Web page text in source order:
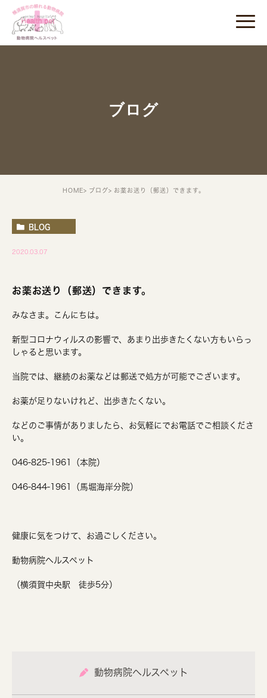
ブログ
HOME ブログ お薬お送り（郵送）できます。
BLOG
2020.03.07
お薬お送り（郵送）できます。
みなさま。こんにちは。
新型コロナウィルスの影響で、あまり出歩きたくない方もいらっ
しゃると思います。
当院では、継続のお薬などは郵送で処方が可能でございます。
お薬が足りないけれど、出歩きたくない。
などのご事情がありましたら、お気軽にでお電話でご相談くださ
い。
046-825-1961（本院）
046-844-1961（馬堀海岸分院）
健康に気をつけて、お過ごしください。
動物病院ヘルスペット
（横須賀中央駅 徒歩5分）
動物病院ヘルスペット